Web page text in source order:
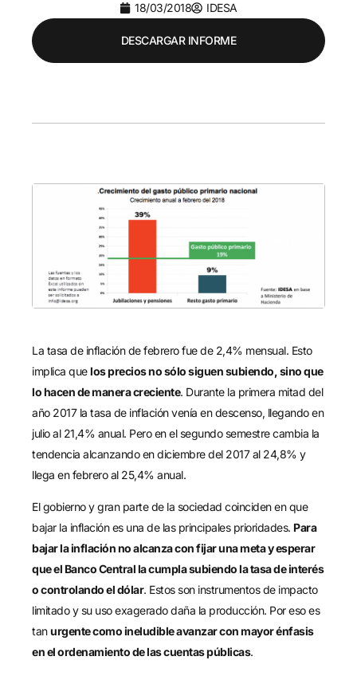
18/03/2018 IDESA
DESCARGAR INFORME
La tasa de inflación de febrero fue de 2,4% mensual. Esto
implica quelos precios no sólo siguen subiendo, sino que
lo hacen de manera creciente. Durante la primera mitad del
año 2017 la tasa de inflación venía en descenso, llegando en
julio al 21,4% anual. Pero en el segundo semestre cambia la
tendencia alcanzando en diciembre del 2017 al 24,8% y
llega en febrero al 25,4% anual.
El gobierno y gran parte de la sociedad coinciden en que
bajar la inflación es una de las principales prioridades. Para
bajar la inflación no alcanza con fijar una meta y esperar
que el Banco Central la cumpla subiendo la tasa de interés
o controlando el dólar. Estos son instrumentos de impacto
limitado y su uso exagerado daña la producción. Por eso es
tanurgente como ineludible avanzar con mayor énfasis
en el ordenamiento de las cuentas públicas.